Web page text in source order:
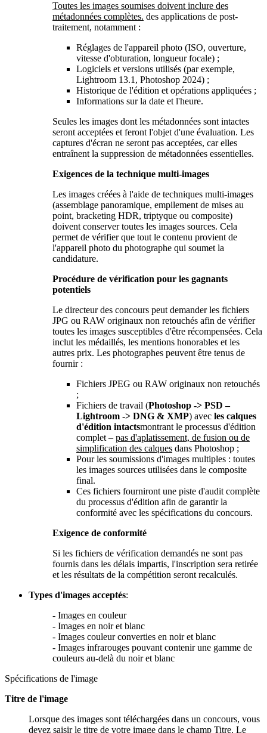
Toutes les images soumises doivent inclure des
métadonnées complètes. des applications de post-
traitement, notamment :
Réglages de l'appareil photo (ISO, ouverture,
vitesse d'obturation, longueur focale) ;
Logiciels et versions utilisés (par exemple,
Lightroom 13.1, Photoshop 2024) ;
Historique de l'édition et opérations appliquées ;
Informations sur la date et l'heure.
Seules les images dont les métadonnées sont intactes
seront acceptées et feront l'objet d'une évaluation. Les
captures d'écran ne seront pas acceptées, car elles
entraînent la suppression de métadonnées essentielles.
Exigences de la technique multi-images
Les images créées à l'aide de techniques multi-images
(assemblage panoramique, empilement de mises au
point, bracketing HDR, triptyque ou composite)
doivent conserver toutes les images sources. Cela
permet de vérifier que tout le contenu provient de
l'appareil photo du photographe qui soumet la
candidature.
Procédure de vérification pour les gagnants
potentiels
Le directeur des concours peut demander les fichiers
JPG ou RAW originaux non retouchés afin de vérifier
toutes les images susceptibles d'être récompensées. Cela
inclut les médaillés, les mentions honorables et les
autres prix. Les photographes peuvent être tenus de
fournir :
Fichiers JPEG ou RAW originaux non retouchés
;
Fichiers de travail (Photoshop -> PSD –
Lightroom -> DNG & XMP) avec les calques
d'édition intactsmontrant le processus d'édition
complet – pas d'aplatissement, de fusion ou de
simplification des calques dans Photoshop ;
Pour les soumissions d'images multiples : toutes
les images sources utilisées dans le composite
final.
Ces fichiers fourniront une piste d'audit complète
du processus d'édition afin de garantir la
conformité avec les spécifications du concours.
Exigence de conformité
Si les fichiers de vérification demandés ne sont pas
fournis dans les délais impartis, l'inscription sera retirée
et les résultats de la compétition seront recalculés.
Types d'images acceptés:
- Images en couleur
- Images en noir et blanc
- Images couleur converties en noir et blanc
- Images infrarouges pouvant contenir une gamme de
couleurs au-delà du noir et blanc
Spécifications de l'image
Titre de l'image
Lorsque des images sont téléchargées dans un concours, vous
devez saisir le titre de votre image dans le champ Titre. Le